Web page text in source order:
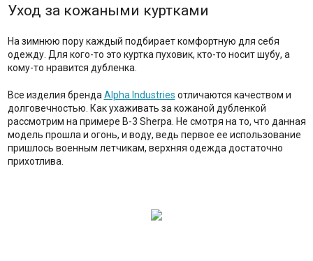
Уход за кожаными куртками
На зимнюю пору каждый подбирает комфортную для себя
одежду. Для кого-то это куртка пуховик, кто-то носит шубу, а
кому-то нравится дубленка.
Все изделия бренда Alpha Industries отличаются качеством и
долговечностью. Как ухаживать за кожаной дубленкой
рассмотрим на примере B-3 Sherpa. Не смотря на то, что данная
модель прошла и огонь, и воду, ведь первое ее использование
пришлось военным летчикам, верхняя одежда достаточно
прихотлива.